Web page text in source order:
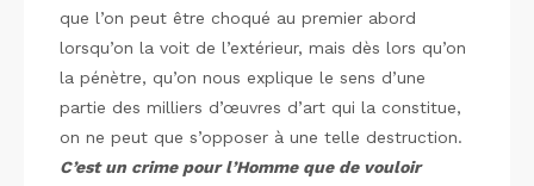
que l’on peut être choqué au premier abord
lorsqu’on la voit de l’extérieur, mais dès lors qu’on
la pénètre, qu’on nous explique le sens d’une
partie des milliers d’œuvres d’art qui la constitue,
on ne peut que s’opposer à une telle destruction.
C’est un crime pour l’Homme que de vouloir